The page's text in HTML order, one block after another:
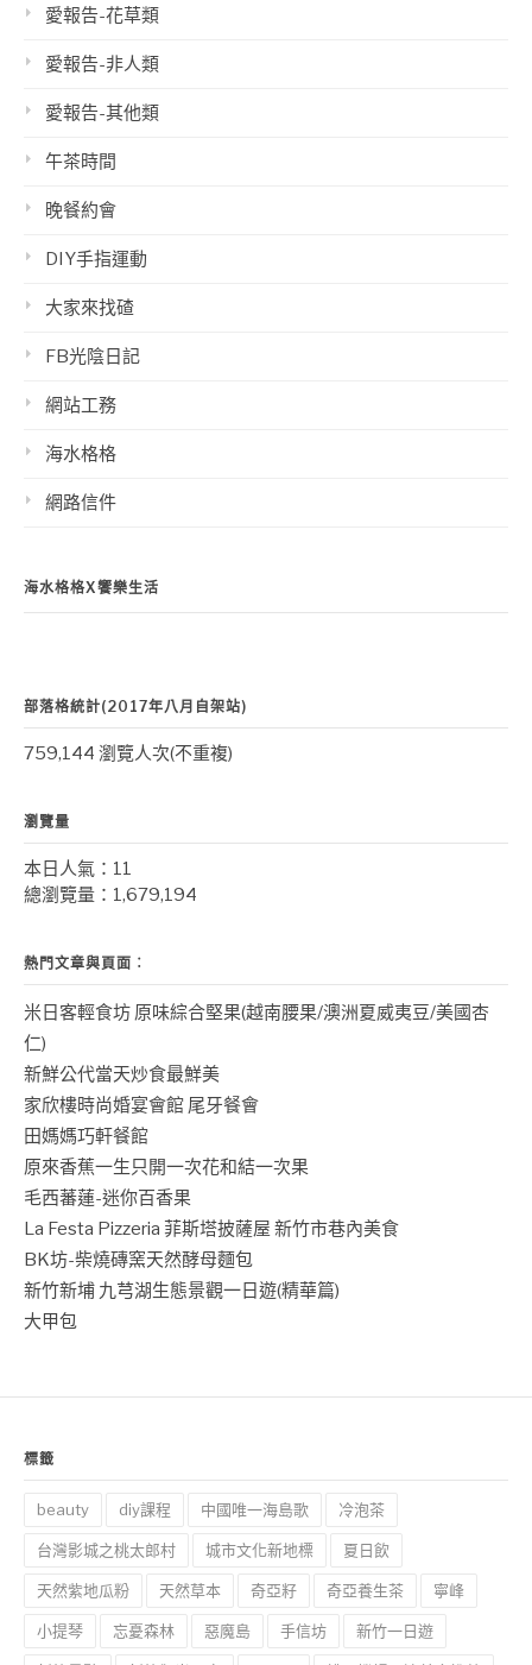
愛報告-花草類
愛報告-非人類
愛報告-其他類
午茶時間
晚餐約會
DIY手指運動
大家來找碴
FB光陰日記
網站工務
海水格格
網路信件
海水格格X饗樂生活
部落格統計(2017年八月自架站)
759,144 瀏覽人次(不重複)
瀏覽量
本日人氣：11
總瀏覽量：1,679,194
熱門文章與頁面︰
米日客輕食坊 原味綜合堅果(越南腰果/澳洲夏威夷豆/美國杏
仁)
新鮮公代當天炒食最鮮美
家欣樓時尚婚宴會館 尾牙餐會
田媽媽巧軒餐館
原來香蕉一生只開一次花和結一次果
毛西蕃蓮-迷你百香果
La Festa Pizzeria 菲斯塔披薩屋 新竹市巷內美食
BK坊-柴燒磚窯天然酵母麵包
新竹新埔 九芎湖生態景觀一日遊(精華篇)
大甲包
標籤
beauty diy課程 中國唯一海島歌 冷泡茶
台灣影城之桃太郎村 城市文化新地標 夏日飲
天然紫地瓜粉 天然草本 奇亞籽 奇亞養生茶 寧峰
小提琴 忘憂森林 惡魔島 手信坊 新竹一日遊